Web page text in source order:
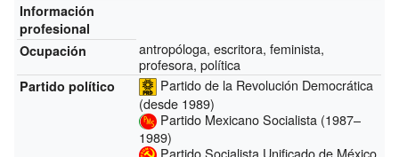
Información
profesional
Ocupación
antropóloga, escritora, feminista,
profesora, política
Partido político
Partido de la Revolución Democrática
(desde 1989)
Partido Mexicano Socialista (1987–
1989)
Partido Socialista Unificado de México